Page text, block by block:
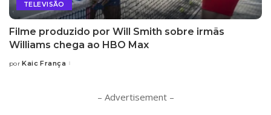
TELEVISÃO
Filme produzido por Will Smith sobre irmãs
Williams chega ao HBO Max
Posted
por Kaic França
– Advertisement –